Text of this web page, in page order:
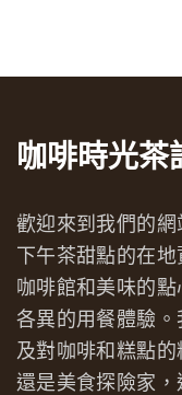
咖啡時光茶
歡迎來到我們的
下午茶甜點的在
咖啡館和美味的
各異的用餐體驗
及對咖啡和糕點
還是美食探險家